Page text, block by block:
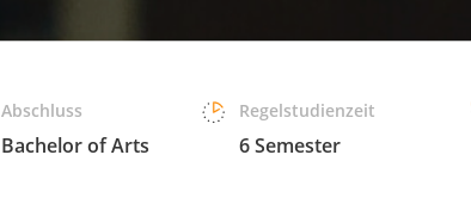
Abschluss
Bachelor of Arts
Regelstudienzeit
6 Semester